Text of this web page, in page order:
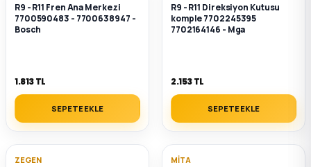
R9 - R11 Fren Ana Merkezi
7700590483 - 7700638947 -
Bosch
1.813 TL
SEPETE EKLE
R9 - R11 Direksiyon Kutusu
komple 7702245395
7702164146 - Mga
2.153 TL
SEPETE EKLE
ZEGEN MITA